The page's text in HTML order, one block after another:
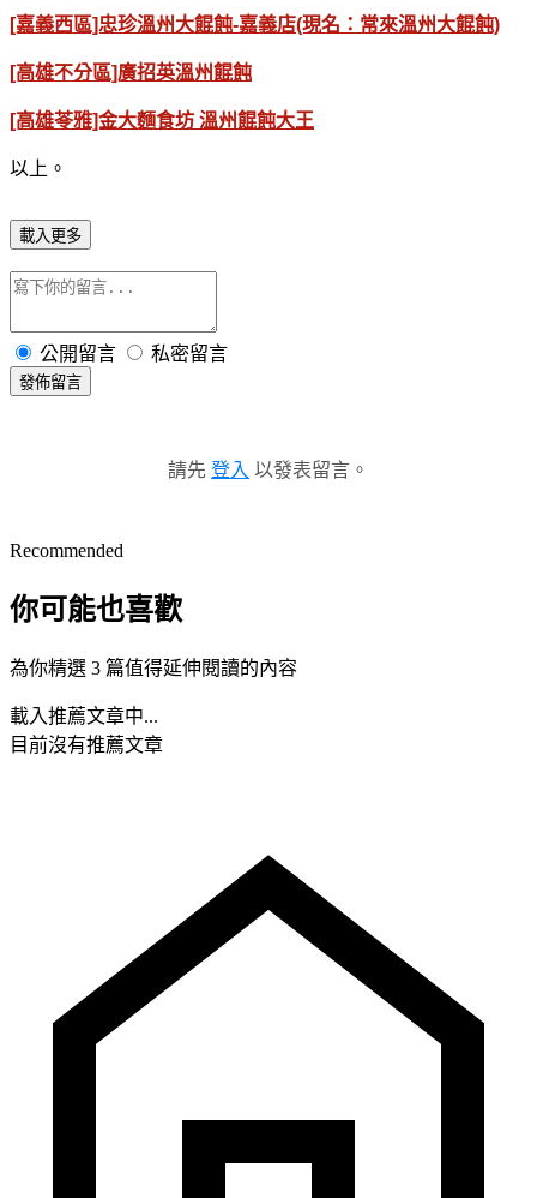
[嘉義西區]忠珍溫州大餛飩-嘉義店(現名：常來溫州大餛飩)
[高雄不分區]廣招英溫州餛飩
[高雄苓雅]金大麵食坊 溫州餛飩大王
以上。
載入更多
公開留言 私密留言
發佈留言
請先 登入 以發表留言。
Recommended
你可能也喜歡
為你精選 3 篇值得延伸閱讀的內容
載入推薦文章中...
目前沒有推薦文章